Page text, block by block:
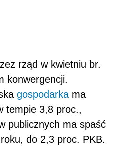
rząd w kwietniu br.
konwergencji.
gospodarka ma
tempie 3,8 proc.,
publicznych ma spaść
do 2,3 proc. PKB.